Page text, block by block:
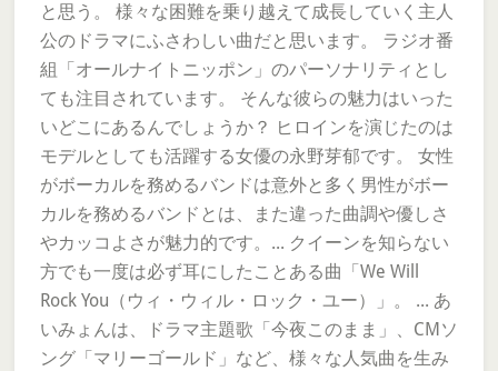
と思う。 様々な困難を乗り越えて成長していく主人
公のドラマにふさわしい曲だと思います。 ラジオ番
組「オールナイトニッポン」のパーソナリティとし
ても注目されています。 そんな彼らの魅力はいった
いどこにあるんでしょうか？ ヒロインを演じたのは
モデルとしても活躍する女優の永野芽郁です。 女性
がボーカルを務めるバンドは意外と多く男性がボー
カルを務めるバンドとは、また違った曲調や優しさ
やカッコよさが魅力的です。... クイーンを知らない
方でも一度は必ず耳にしたことある曲「We Will
Rock You（ウィ・ウィル・ロック・ユー）」。 ... あ
いみょんは、ドラマ主題歌「今夜このまま」、CMソ
ング「マリーゴールド」など、様々な人気曲を生み